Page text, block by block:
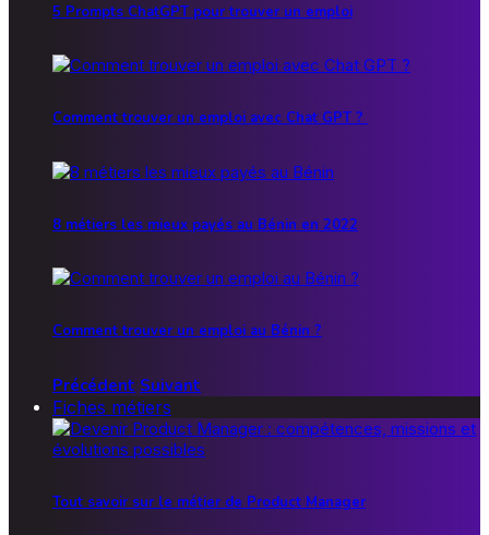
5 Prompts ChatGPT pour trouver un emploi
Comment trouver un emploi avec Chat GPT ?
8 métiers les mieux payés au Bénin en 2022
Comment trouver un emploi au Bénin ?
Précédent Suivant
Fiches métiers
Tout savoir sur le métier de Product Manager